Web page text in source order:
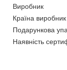
Виробник
Країна виробник
Подарункова
Наявність